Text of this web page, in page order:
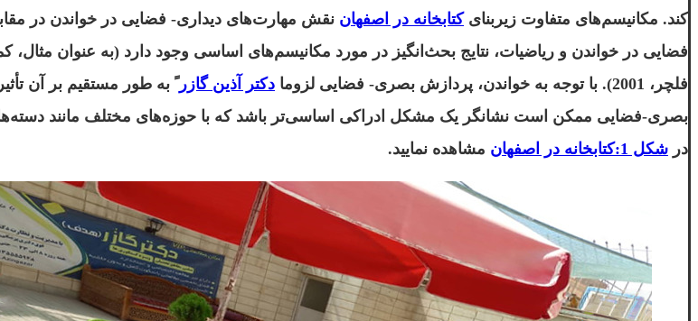
کند. مکانیسم‌های متفاوت زیربنایکتابخانه در اصفهان نقش مهارت‌های دیداری- فضایی در خواندن در
فلچر، 2001). با توجه به خواندن، پردازش بصری- فضایی لزوما
دکتر آذین گازر به طور مستقیم بر آن
در شکل 1:کتابخانه در اصفهان مشاهده نمایید.